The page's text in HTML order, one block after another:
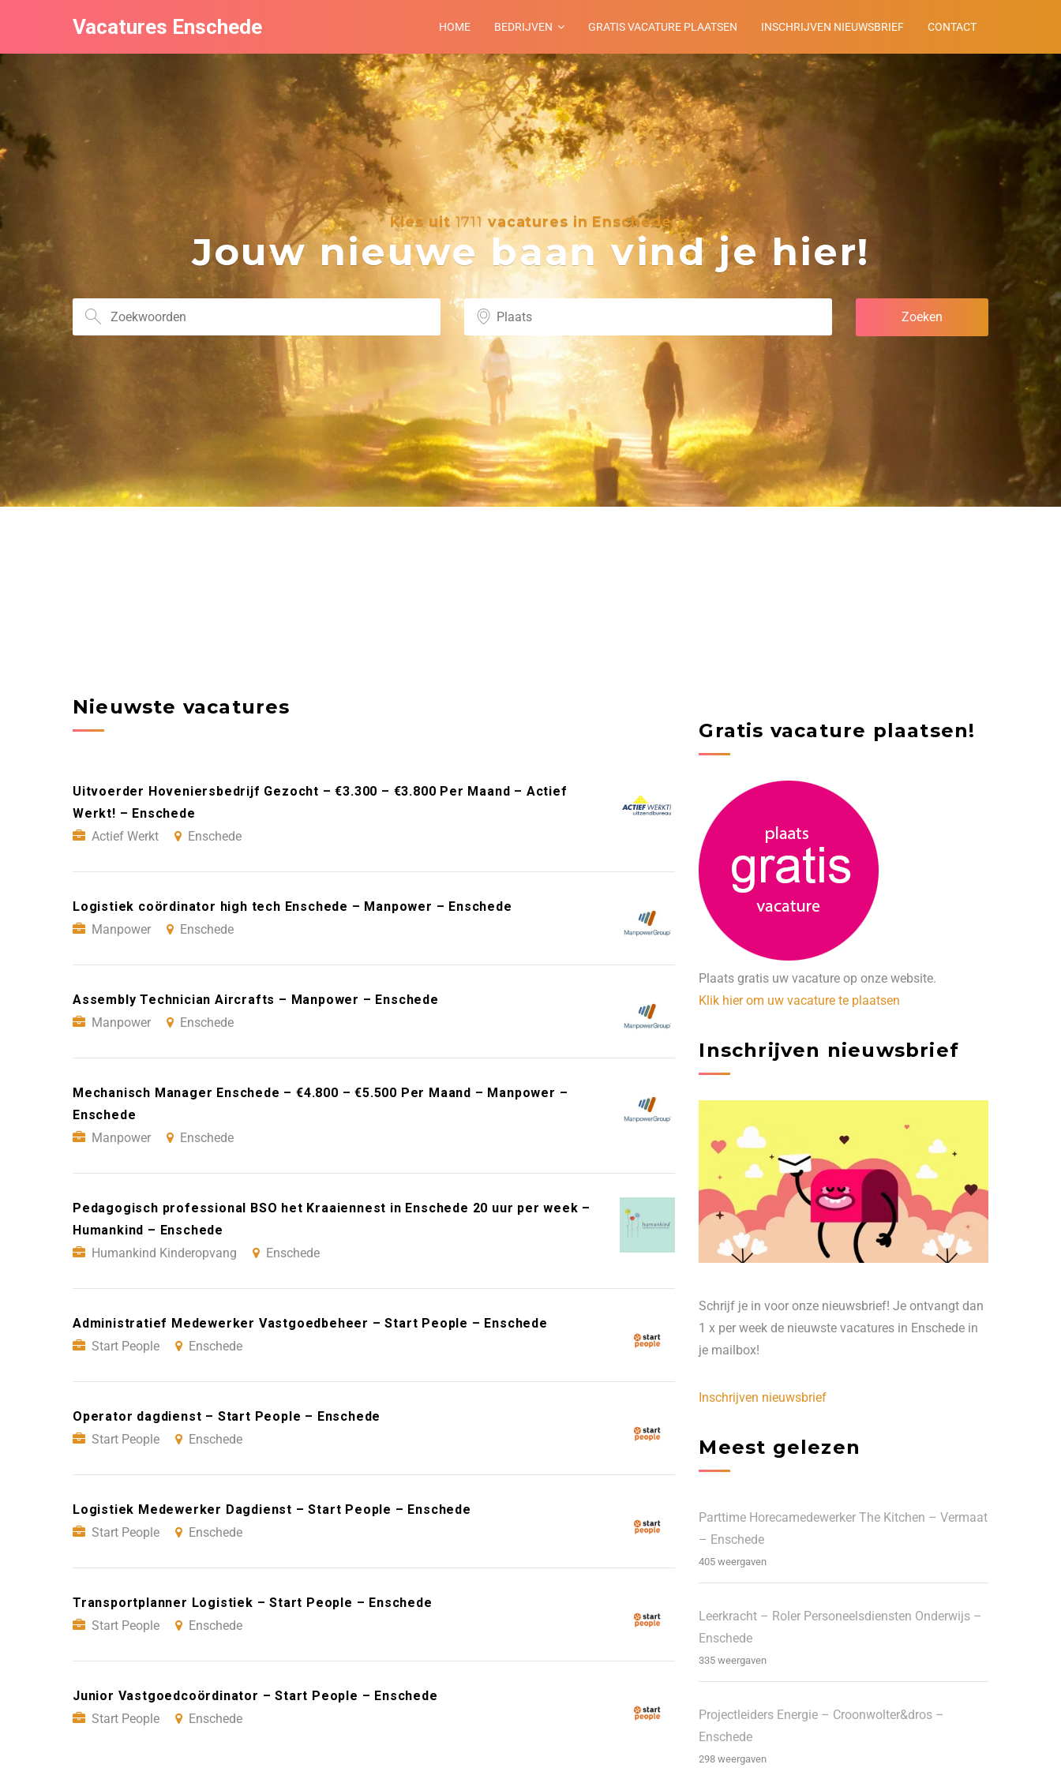
Vacatures Enschede HOME BEDRIJVEN GRATIS VACATURE PLAATSEN INSCHRIJVEN NIEUWSBRIEF CONTACT
Kies uit 1711 vacatures in Enschede
Jouw nieuwe baan vind je hier!
Nieuwste vacatures
Uitvoerder Hoveniersbedrijf Gezocht – €3.300 – €3.800 Per Maand – Actief
Werkt! – Enschede
Actief Werkt
Enschede
Logistiek coördinator high tech Enschede – Manpower – Enschede
Manpower
Enschede
Assembly Technician Aircrafts – Manpower – Enschede
Manpower
Enschede
Mechanisch Manager Enschede – €4.800 – €5.500 Per Maand – Manpower –
Enschede
Manpower
Enschede
Pedagogisch professional BSO het Kraaiennest in Enschede 20 uur per week –
Humankind – Enschede
Humankind Kinderopvang
Enschede
Administratief Medewerker Vastgoedbeheer – Start People – Enschede
Start People
Enschede
Operator dagdienst – Start People – Enschede
Start People
Enschede
Logistiek Medewerker Dagdienst – Start People – Enschede
Start People
Enschede
Transportplanner Logistiek – Start People – Enschede
Start People
Enschede
Junior Vastgoedcoördinator – Start People – Enschede
Start People
Enschede
Gratis vacature plaatsen!
Plaats gratis uw vacature op onze website.
Klik hier om uw vacature te plaatsen
Inschrijven nieuwsbrief
Schrijf je in voor onze nieuwsbrief! Je ontvangt dan
1 x per week de nieuwste vacatures in Enschede in
je mailbox!
Inschrijven nieuwsbrief
Meest gelezen
Parttime Horecamedewerker The Kitchen – Vermaat
– Enschede
405 weergaven
Leerkracht – Roler Personeelsdiensten Onderwijs –
Enschede
335 weergaven
Projectleiders Energie – Croonwolter&dros –
Enschede
298 weergaven